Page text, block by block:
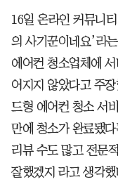
16일 온라인 커뮤니
의 사기꾼이네요’라
에어컨 청소업체에
어지지 않았다고 주
드형 에어컨 청소 서
만에 청소가 완료됐
리뷰 수도 많고 전문
잘했겠지 라고 생각